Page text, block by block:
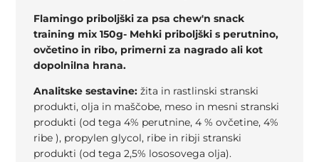
Flamingo priboljški za psa chew'n snack
training mix 150g- Mehki priboljški s perutnino,
ovčetino in ribo, primerni za nagrado ali kot
dopolnilna hrana.
Analitske sestavine: žita in rastlinski stranski
produkti, olja in maščobe, meso in mesni stranski
produkti (od tega 4% perutnine, 4 % ovčetine, 4%
ribe ), propylen glycol, ribe in ribji stranski
produkti (od tega 2,5% lososovega olja).